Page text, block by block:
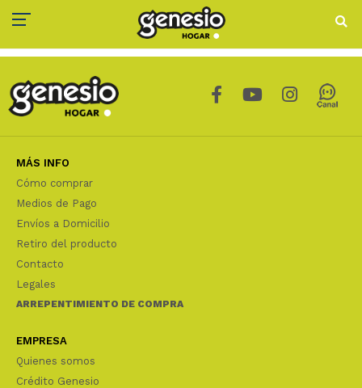
MÁS INFO
Cómo comprar
Medios de Pago
Envíos a Domicilio
Retiro del producto
Contacto
Legales
ARREPENTIMIENTO DE COMPRA
EMPRESA
Quienes somos
Crédito Genesio